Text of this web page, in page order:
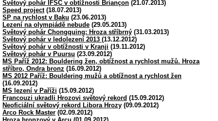
Světový pohár IFSC v obtížnosti Briançon (21.07.2013)
Speed project(18.07.2013)
SP na rychlost v Baku (23.06.2013)
Lezení na olympiádě nebude (29.05.2013)
Světový pohár Chongquing: Hroza stříbrný (31.03.2013)
Světový pohár v ledolezení 2013 (13.12.2012)
Světový pohár v obtížnosti v Kranji (19.11.2012)
Světový pohár v Puursu (23.09.2012)
MS Paříž 2012: Bouldering žen, obtížnost a rychlost mužů. Hroza
stříbro, Ondra bronz (16.09.2012)
MS 2012 Paříž: Bouldering mužů a obtížnost a rychlost žen
(16.09.2012)
MS lezení v Paříži (15.09.2012)
Francouzi ukradli Hrozovi světový rekord (15.09.2012)
Neoficiální světový rekord Libora Hrozy (09.09.2012)
Arco Rock Master (02.09.2012)